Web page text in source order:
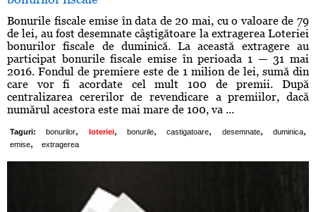
Bonurile fiscale emise în data de 20 mai, cu o valoare de 79
de lei, au fost desemnate câştigătoare la extragerea Loteriei
bonurilor fiscale de duminică. La această extragere au
participat bonurile fiscale emise în perioada 1 — 31 mai
2016. Fondul de premiere este de 1 milion de lei, sumă din
care vor fi acordate cel mult 100 de premii. După
centralizarea cererilor de revendicare a premiilor, dacă
numărul acestora este mai mare de 100, va ...
Taguri: bonurilor, loteriei, bonurile, castigatoare, desemnate, duminica,
emise, extragerea